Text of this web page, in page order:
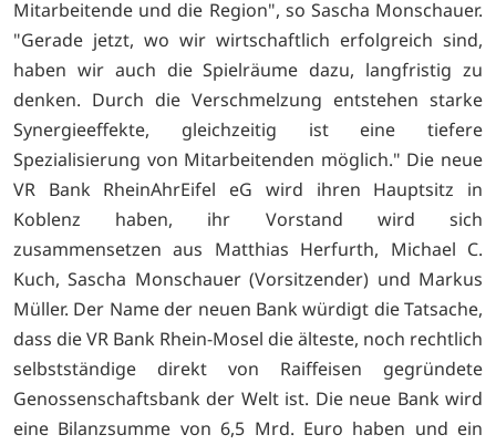
Mitarbeitende und die Region", so Sascha Monschauer.
"Gerade jetzt, wo wir wirtschaftlich erfolgreich sind,
haben wir auch die Spielräume dazu, langfristig zu
denken. Durch die Verschmelzung entstehen starke
Synergieeffekte, gleichzeitig ist eine tiefere
Spezialisierung von Mitarbeitenden möglich." Die neue
VR Bank RheinAhrEifel eG wird ihren Hauptsitz in
Koblenz haben, ihr Vorstand wird sich
zusammensetzen aus Matthias Herfurth, Michael C.
Kuch, Sascha Monschauer (Vorsitzender) und Markus
Müller. Der Name der neuen Bank würdigt die Tatsache,
dass die VR Bank Rhein-Mosel die älteste, noch rechtlich
selbstständige direkt von Raiffeisen gegründete
Genossenschaftsbank der Welt ist. Die neue Bank wird
eine Bilanzsumme von 6,5 Mrd. Euro haben und ein